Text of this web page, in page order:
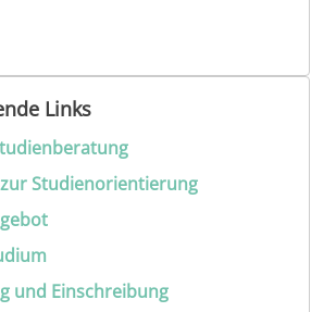
Links
Studienorientierung
und Einschreibung